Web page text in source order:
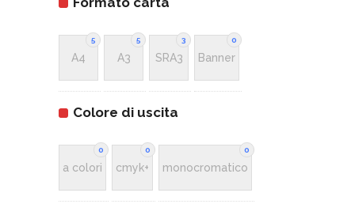
5
A4
5
A3
3
SRA3
0
Banner
Colore di uscita
0
a colori
0
cmyk+
0
monocromatico